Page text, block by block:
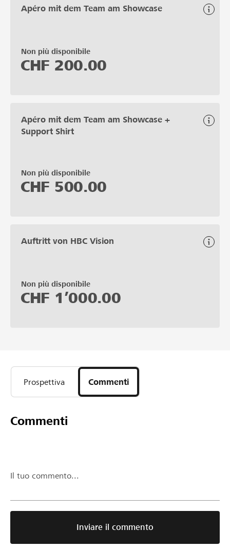
Apéro mit dem Team am Showcase
Non più disponibile
CHF 200.00
Apéro mit dem Team am Showcase +
Support Shirt
Non più disponibile
CHF 500.00
Auftritt von HBC Vision
Non più disponibile
CHF 1’000.00
Prospettiva Commenti
Commenti
Il tuo commento...
Inviare il commento